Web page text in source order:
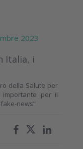
2023
Italia, i
della Salute per
importante per il
news”